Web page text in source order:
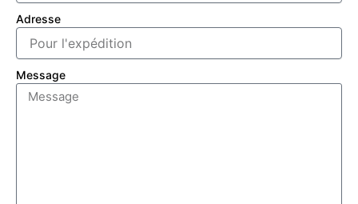
Adresse
Message